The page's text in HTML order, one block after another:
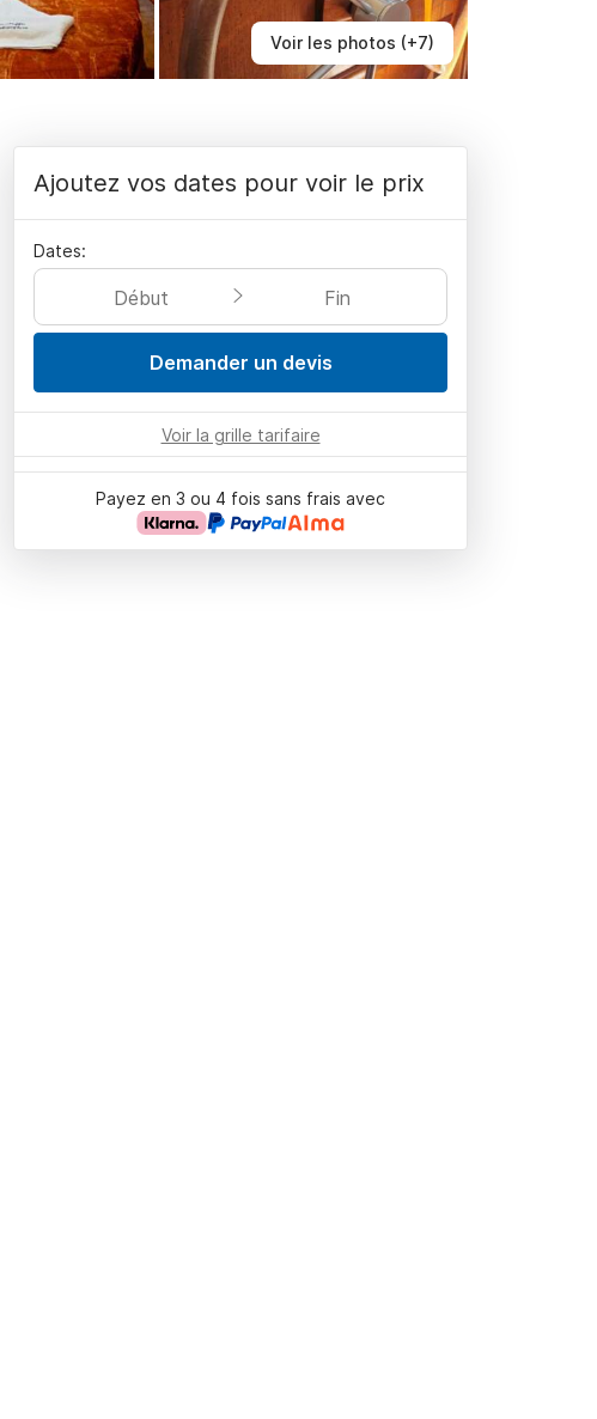
Voir les photos (+7)
Ajoutez vos dates pour voir le prix
Dates:
Début Fin
Demander un devis
Voir la grille tarifaire
Payez en 3 ou 4 fois sans frais avec